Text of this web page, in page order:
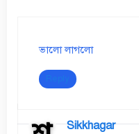
ভালো লাগলো
Sikkhagar